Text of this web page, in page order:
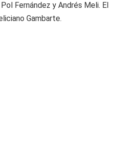
Fernández y Andrés Meli. El
Gambarte.